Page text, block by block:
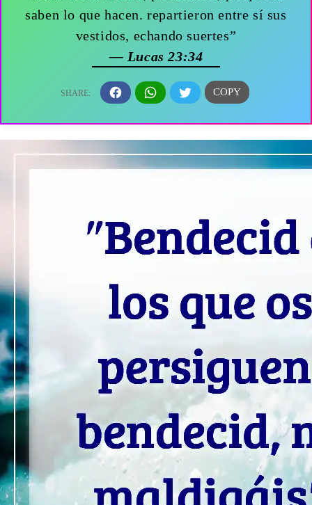
saben lo que hacen. repartieron entre sí sus
vestidos, echando suertes”
— Lucas 23:34